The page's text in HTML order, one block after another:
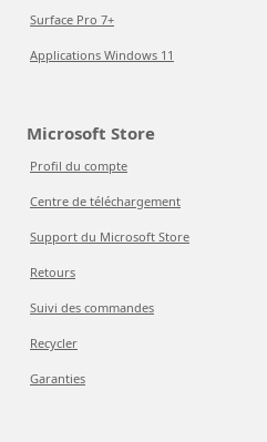
Surface Pro 7+
Applications Windows 11
Microsoft Store
Profil du compte
Centre de téléchargement
Support du Microsoft Store
Retours
Suivi des commandes
Recycler
Garanties